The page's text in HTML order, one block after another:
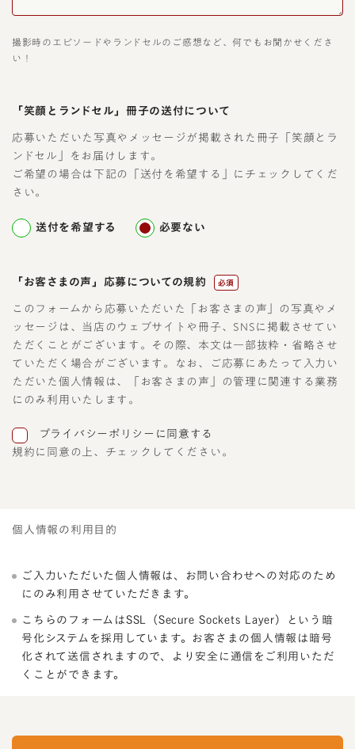
撮影時のエピソードやランドセルのご感想など、何でもお聞かせくださ
い！
「笑顔とランドセル」冊子の送付について
応募いただいた写真やメッセージが掲載された冊子「笑顔とラ
ンドセル」をお届けします。
ご希望の場合は下記の「送付を希望する」にチェックしてくだ
さい。
送付を希望する 必要ない
「お客さまの声」応募についての規約 必須
このフォームから応募いただいた「お客さまの声」の写真やメ
ッセージは、当店のウェブサイトや冊子、SNSに掲載させてい
ただくことがございます。その際、本文は一部抜粋・省略させ
ていただく場合がございます。なお、ご応募にあたって入力い
ただいた個人情報は、「お客さまの声」の管理に関連する業務
にのみ利用いたします。
プライバシーポリシーに同意する
規約に同意の上、チェックしてください。
個人情報の利用目的
ご入力いただいた個人情報は、お問い合わせへの対応のため
にのみ利用させていただきます。
こちらのフォームはSSL（Secure Sockets Layer）という暗
号化システムを採用しています。お客さまの個人情報は暗号
化されて送信されますので、より安全に通信をご利用いただ
くことができます。